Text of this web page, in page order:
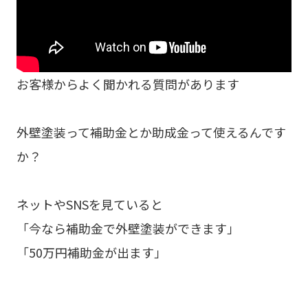
お客様からよく聞かれる質問があります
外壁塗装って補助金とか助成金って使えるんです
か？
ネットやSNSを見ていると
「今なら補助金で外壁塗装ができます」
「50万円補助金が出ます」